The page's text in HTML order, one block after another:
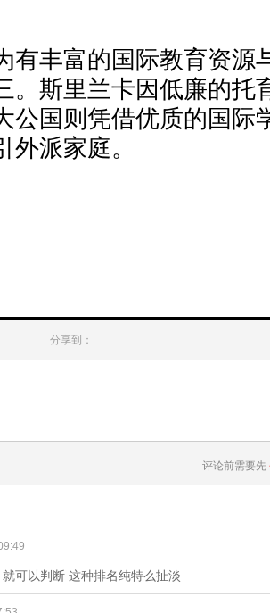
丰富的国际教育资源
。斯里兰卡因低廉的托
公国则凭借优质的国际
外派家庭。
分享到：
评论前需要先
可以判断 这种排名纯特么扯淡